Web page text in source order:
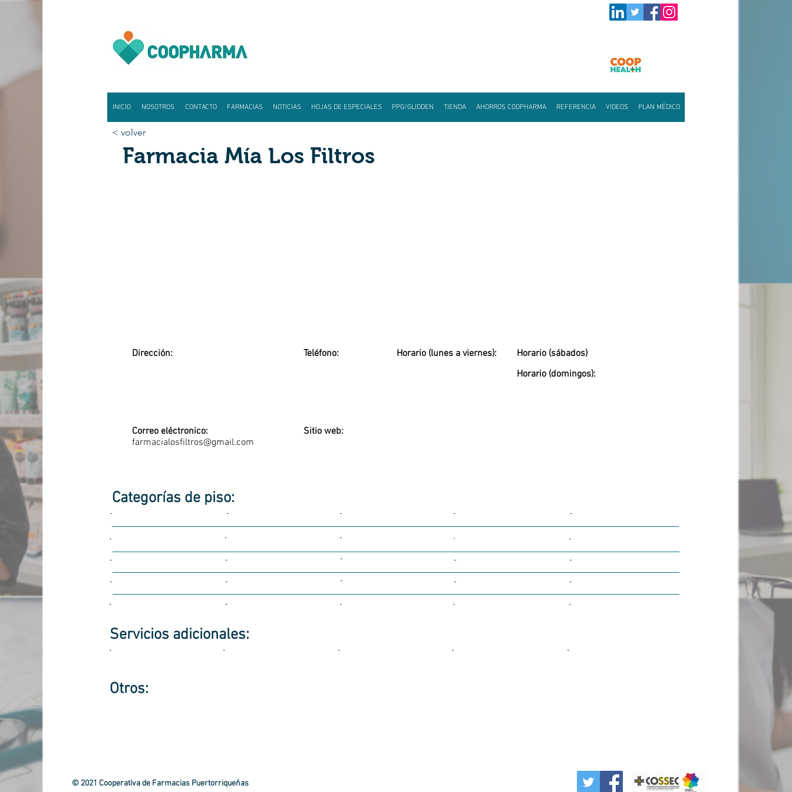
INICIO NOSOTROS CONTACTO FARMACIAS NOTICIAS HOJAS DE ESPECIALES PPG/GLIDDEN TIENDA AHORROS COOPHARMA REFERENCIA VIDEOS PLAN MÉDICO
< volver
Dirección: Teléfono: Horario (lunes a viernes):
Horario (sábados)
Horario (domingos):
Correo eléctronico:
farmacialosfiltros@gmail.com
Sitio web:
Categorías de piso:
- - -
- -
- - -
- -
- - - -
-
- - - -
-
- - -
- -
Servicios adicionales:
- - - - -
Otros:
Farmacia Mía Los Filtros
© 2021 Cooperativa de Farmacias Puertorriqueñas